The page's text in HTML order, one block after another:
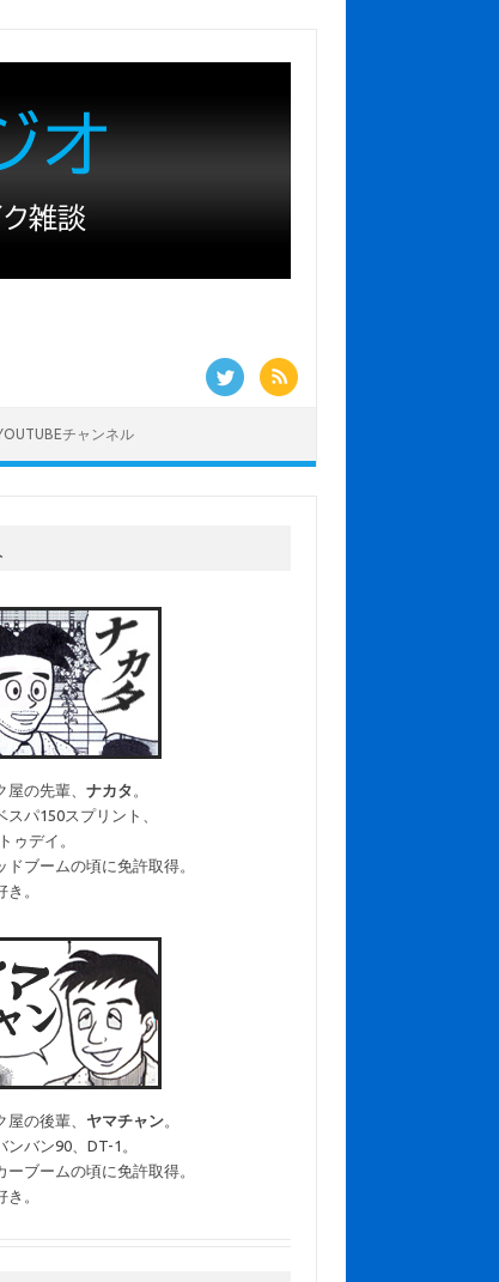
チャンネル
屋の先輩、ナカタ 。
スパ150スプリント、
ゥデイ。
ドブームの頃に免許取得。
き。
屋の後輩、 ヤマチャン。
ンバン90、DT-1。
ーブームの頃に免許取得。
き。